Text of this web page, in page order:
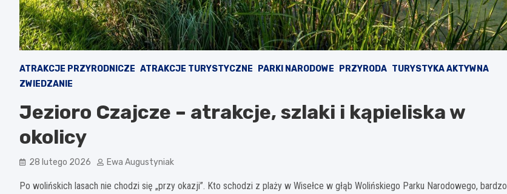
ATRAKCJE PRZYRODNICZE ATRAKCJE TURYSTYCZNE PARKI NARODOWE PRZYRODA TURYSTYKA AKTYWNA
ZWIEDZANIE
Jezioro Czajcze – atrakcje, szlaki i kąpieliska w
okolicy
28 lutego 2026 Ewa Augustyniak
Po wolińskich lasach nie chodzi się „przy okazji”. Kto schodzi z plaży w Wisełce w głąb Wolińskiego Parku Narodowego, bardzo